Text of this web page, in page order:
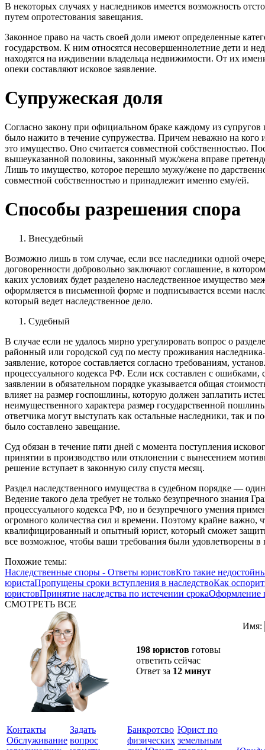
В некоторых случаях у наследников имеется возможность
путем опротестования завещания.
Законное право на часть своей доли имеют определенные
государством. К ним относятся несовершеннолетние дети и
находятся на иждивении владельца недвижимости. От их
опеки составляют исковое заявление.
Супружеская доля
Согласно закону при официальном браке каждому из
было нажито в течение супружества. Причем неважно на
это имущество. Оно считается совместной собственностью.
вышеуказанной половины, законный муж/жена вправе
Лишь то имущество, которое перешло мужу/жене по
совместной собственностью и принадлежит именно ему/ей.
Способы разрешения спора
Внесудебный
Возможно лишь в том случае, если все наследники одной
договоренности добровольно заключают соглашение, в
каких условиях будет разделено наследственное имущество
оформляется в письменной форме и подписывается всеми
который ведет наследственное дело.
Судебный
В случае если не удалось мирно урегулировать вопрос о
районный или городской суд по месту проживания наследника-
заявление, которое составляется согласно требованиям,
процессуального кодекса РФ. Если иск составлен с ошибками,
заявлении в обязательном порядке указывается общая
влияет на размер госпошлины, которую должен заплатить
неимущественного характера размер государственной
ответчика могут выступать как остальные наследники, так и
было составлено завещание.
Суд обязан в течение пяти дней с момента поступления
принятии в производство или отклонении с вынесением
решение вступает в законную силу спустя месяц.
Раздел наследственного имущества в судебном порядке —
Ведение такого дела требует не только безупречного знания
процессуального кодекса РФ, но и безупречного умения
огромного количества сил и времени. Поэтому крайне важно,
квалифицированный и опытный юрист, который сможет
все возможное, чтобы ваши требования были удовлетворены в
Похожие темы:
Наследственные споры - Ответы юристовКто такие
юристаПропущены сроки вступления в наследствоКак
юристовПринятие наследства по истечении срокаОформление
СМОТРЕТЬ ВСЕ
198 юристов готовы
ответить сейчас
Ответ за 12 минут
Имя:
Контакты
Обслуживание
Задать
вопрос
Банкротсво
физических
Юрист по
земельным